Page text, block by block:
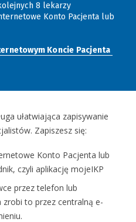
8 lekarzy
Konto Pacjenta lub
Koncie Pacjenta
ułatwiająca zapisywanie
Zapiszesz się:
Konto Pacjenta lub
czyli aplikację mojeIKP
przez telefon lub
to przez centralną e-